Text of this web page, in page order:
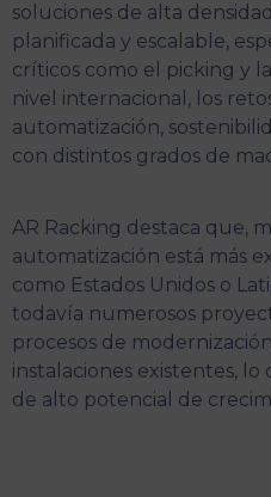
soluciones de alta
planificada y escalable,
críticos como el picking y
nivel internacional, los
automatización,
con distintos grados de
AR Racking destaca que,
automatización está más
como Estados Unidos o
todavía numerosos
procesos de
instalaciones existentes,
de alto potencial de